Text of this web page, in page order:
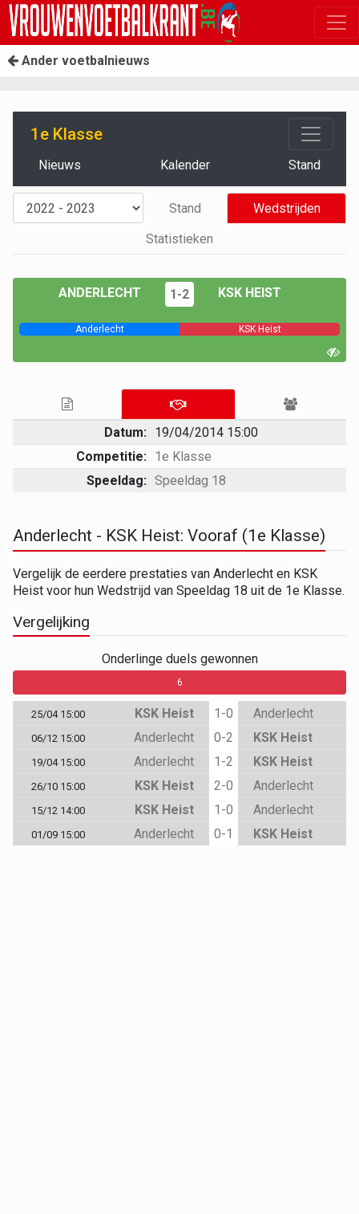
Ander voetbalnieuws
1e Klasse
Nieuws Kalender Stand
Stand
Wedstrijden
Statistieken
ANDERLECHT 1-2 KSK HEIST
Anderlecht KSK Heist
Datum: 19/04/2014 15:00
Competitie: 1e Klasse
Speeldag: Speeldag 18
Anderlecht - KSK Heist: Vooraf (1e Klasse)
Vergelijk de eerdere prestaties van Anderlecht en KSK
Heist voor hun Wedstrijd van Speeldag 18 uit de 1e Klasse.
Vergelijking
Onderlinge duels gewonnen
6
25/04 15:00 KSK Heist 1-0 Anderlecht
06/12 15:00 Anderlecht 0-2 KSK Heist
19/04 15:00 Anderlecht 1-2 KSK Heist
26/10 15:00 KSK Heist 2-0 Anderlecht
15/12 14:00 KSK Heist 1-0 Anderlecht
01/09 15:00 Anderlecht 0-1 KSK Heist